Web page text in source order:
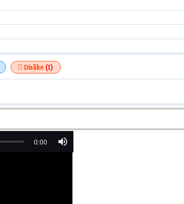
Dislike (1)